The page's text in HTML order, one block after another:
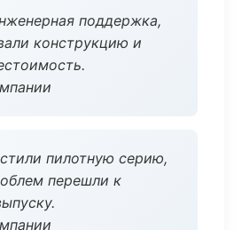
поддержка,
конструкцию и
пилотную серию,
перешли к